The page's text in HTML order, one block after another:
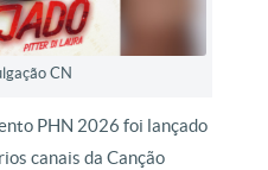
CN
PHN 2026 foi lançado
canais da Canção